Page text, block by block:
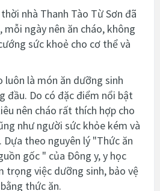
nhà Thanh Tào Từ Sơn đã
ngày nên ăn cháo, không
sức khoẻ cho cơ thể và
luôn là món ăn dưỡng sinh
đầu. Do có đặc điểm nổi bật
nên cháo rất thích hợp cho
như người sức khỏe kém và
Dựa theo nguyên lý "Thức ăn
gốc " của Đông y, y học
trọng việc dưỡng sinh, bảo vệ
thức ăn.